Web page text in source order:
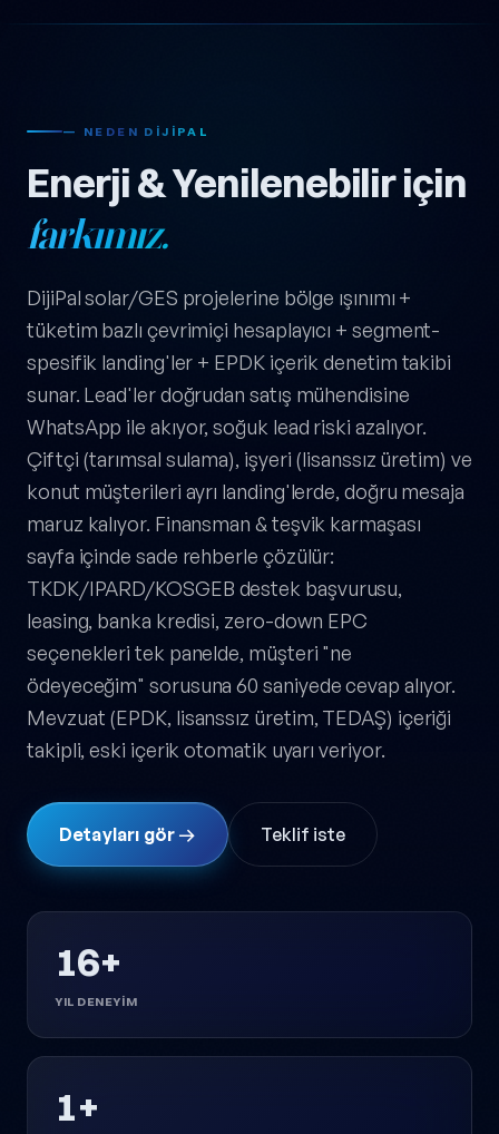
— NEDEN DIJIPAL
Enerji & Yenilenebilir için
farkımız.
DijiPal solar/GES projelerine bölge ışınımı +
tüketim bazlı çevrimiçi hesaplayıcı + segment-
spesifik landing'ler + EPDK içerik denetim takibi
sunar. Lead'ler doğrudan satış mühendisine
WhatsApp ile akıyor, soğuk lead riski azalıyor.
Çiftçi (tarımsal sulama), işyeri (lisanssız üretim) ve
konut müşterileri ayrı landing'lerde, doğru mesaja
maruz kalıyor. Finansman & teşvik karmaşası
sayfa içinde sade rehberle çözülür:
TKDK/IPARD/KOSGEB destek başvurusu,
leasing, banka kredisi, zero-down EPC
seçenekleri tek panelde, müşteri "ne
ödeyeceğim" sorusuna 60 saniyede cevap alıyor.
Mevzuat (EPDK, lisanssız üretim, TEDAŞ) içeriği
takipli, eski içerik otomatik uyarı veriyor.
Detayları gör → Teklif iste
16+
YIL DENEYIM
1+